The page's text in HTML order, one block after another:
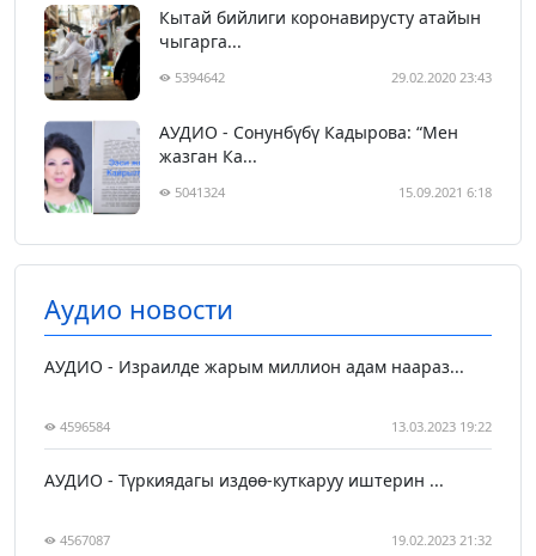
Кытай бийлиги коронавирусту атайын
чыгарга...
5394642 29.02.2020 23:43
АУДИО - Сонунбүбү Кадырова: “Мен
жазган Ка...
5041324 15.09.2021 6:18
Аудио новости
АУДИО - Израилде жарым миллион адам наараз...
4596584 13.03.2023 19:22
АУДИО - Түркиядагы издөө-куткаруу иштерин ...
4567087 19.02.2023 21:32